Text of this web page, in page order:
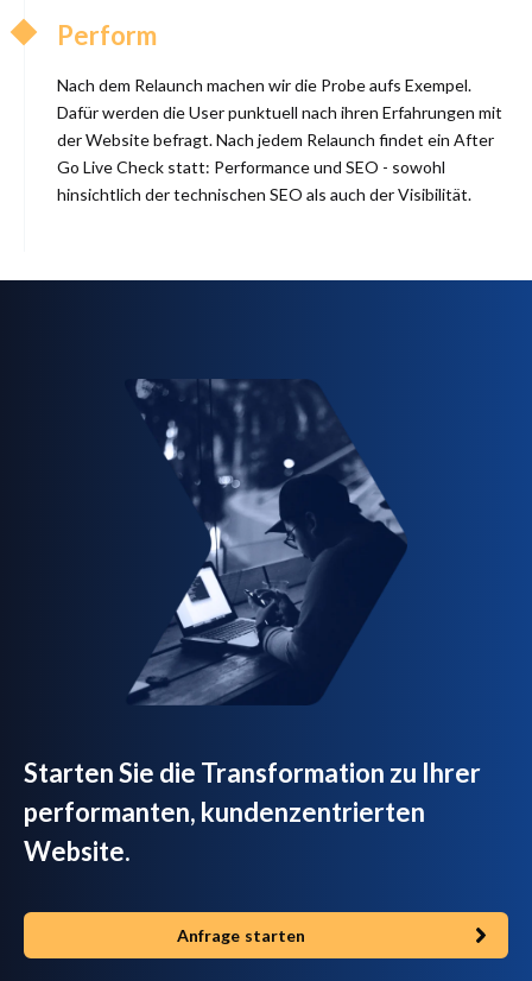
Perform
Nach dem Relaunch machen wir die Probe aufs Exempel.
Dafür werden die User punktuell nach ihren Erfahrungen mit
der Website befragt. Nach jedem Relaunch findet ein After
Go Live Check statt: Performance und SEO - sowohl
hinsichtlich der technischen SEO als auch der Visibilität.
Starten Sie die Transformation zu Ihrer
performanten, kundenzentrierten
Website.
Anfrage starten